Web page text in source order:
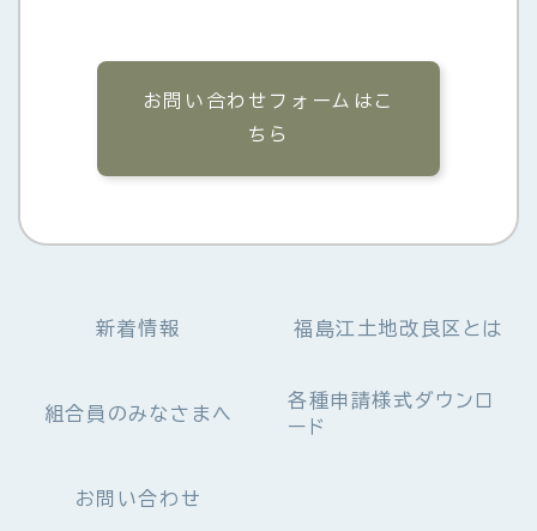
お問い合わせフォームはこ
ちら
新着情報 福島江土地改良区とは
組合員のみなさまへ
各種申請様式ダウンロ
ード
お問い合わせ